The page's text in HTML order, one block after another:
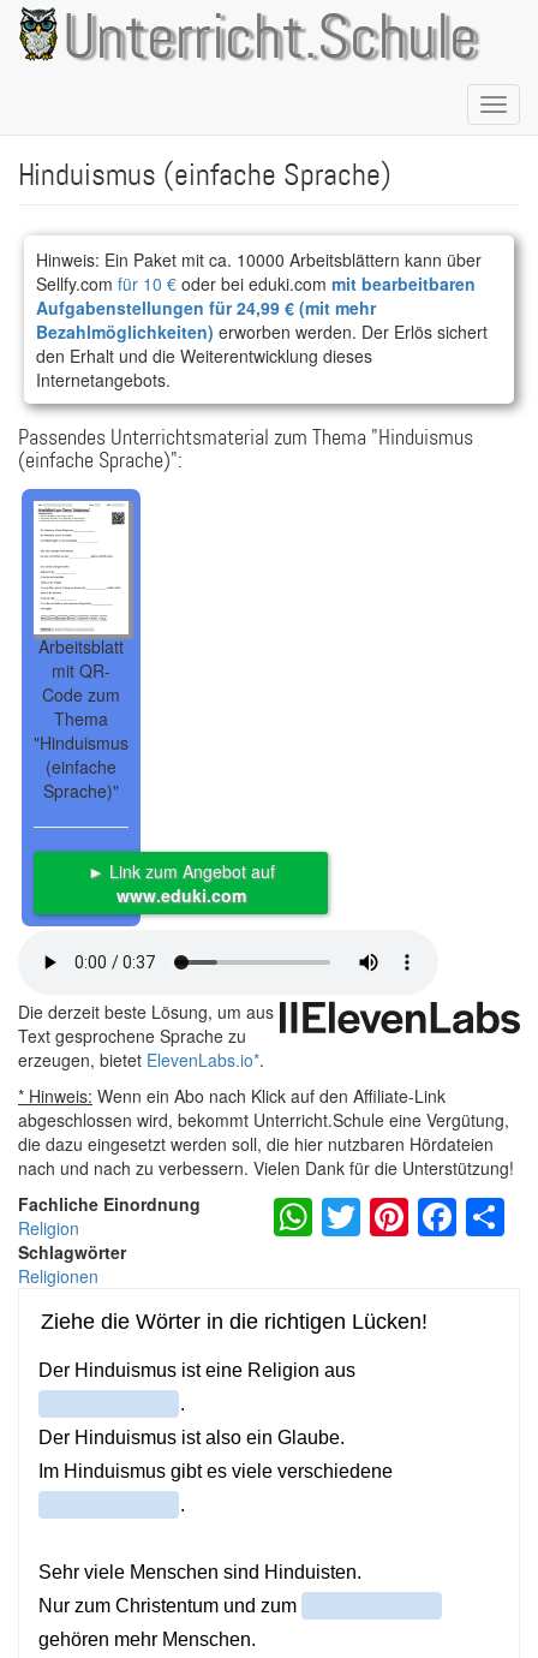
Direkt
zum
Inhalt
Unterricht.Schule
Hinduismus (einfache Sprache)
Hinweis: Ein Paket mit ca. 10000 Arbeitsblättern kann über
Sellfy.com für 10 € oder bei eduki.com mit bearbeitbaren
Aufgabenstellungen für 24,99 € (mit mehr
Bezahlmöglichkeiten) erworben werden. Der Erlös sichert
den Erhalt und die Weiterentwicklung dieses
Internetangebots.
Passendes Unterrichtsmaterial zum Thema "Hinduismus
(einfache Sprache)":
Arbeitsblatt
mit QR-
Code zum
Thema
"Hinduismus
(einfache
Sprache)"
► Link zum Angebot auf
www.eduki.com
Die derzeit beste Lösung, um aus
Text gesprochene Sprache zu
erzeugen, bietet ElevenLabs.io*.
* Hinweis: Wenn ein Abo nach Klick auf den Affiliate-Link
abgeschlossen wird, bekommt Unterricht.Schule eine Vergütung,
die dazu eingesetzt werden soll, die hier nutzbaren Hördateien
nach und nach zu verbessern. Vielen Dank für die Unterstützung!
Fachliche Einordnung
Religion
Schlagwörter
Religionen
WhatsApp
Twitter